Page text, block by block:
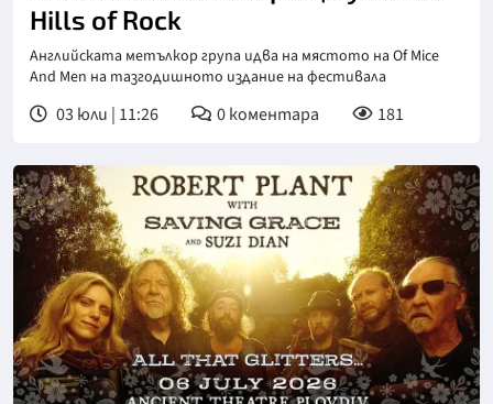
Hills of Rock
Английската метълкор група идва на мястото на Of Mice
And Men на тазгодишното издание на фестивала
03 юли | 11:26 0коментара 181